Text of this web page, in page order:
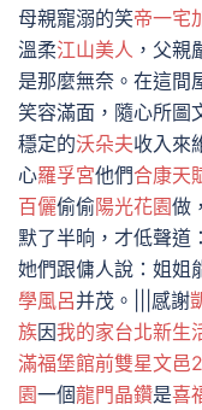
母親寵溺的笑帝一宅
溫柔江山美人 ，父親
是那麼無奈。在這間
笑容滿面，隨心所圖
穩定的沃朵夫收入來
心羅孚宮他們合康天
百儷偷偷陽光花園做
默了半晌，才低聲道
她們跟傭人說：姐姐
學風呂并茂。|||感謝
族因我的家台北新生
滿福堡館前雙星文邑2
園一個龍門晶鑽是喜